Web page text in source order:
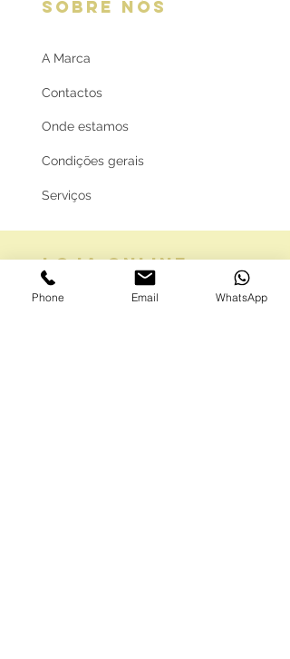
SOBRE NÓS
A Marca
Contactos
Onde estamos
Condições gerais
Serviços
LOJA ONLINE
Phone Email WhatsApp